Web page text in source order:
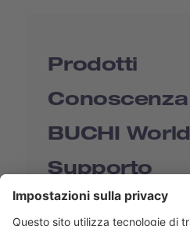
Prodotti
Conoscenza
BUCHI World
Supporto
Shop